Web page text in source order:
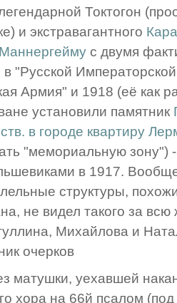
Токтогон
и экстравагантного
с двумя
"Русской
Армия" и 1918 (её как
установили памятник
в городе квартиру
"мемориальную зону")
в 1917.
структуры,
не видел такого за
Михайлова и
очерков
матушки, уехавшей
хора на 66й псалом